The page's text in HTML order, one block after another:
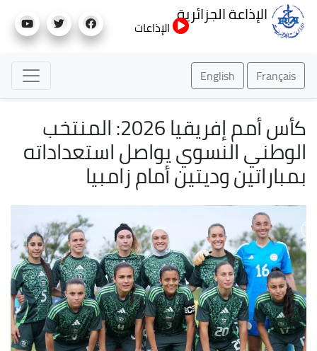
إلى
الإذاعة الجزائرية
الإذاعات
Français
English
كأس أمم إفريقيا 2026: المنتخب
الوطني النسوي يواصل استعداداته
بمباراتين وديتين أمام زامبيا